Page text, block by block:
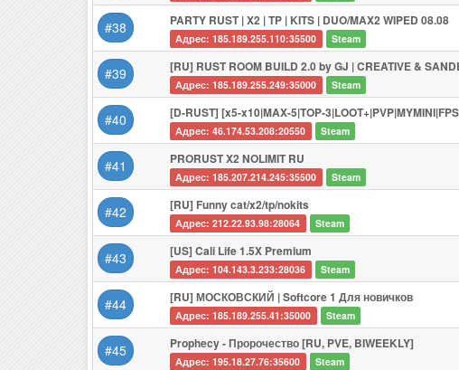
#38 PARTY RUST | X2 | TP | KITS | DUO/MAX2 WIPED 08.08
Адрес: 185.189.255.110:35500 Steam
#39 [RU] RUST ROOM BUILD 2.0 by GJ | CREATIVE &
Адрес: 185.189.255.249:35000 Steam
#40 [D-RUST] [x5-x10|MAX-5|TOP-
Адрес: 46.174.53.208:20550 Steam
#41 PRORUST X2 NOLIMIT RU
Адрес: 185.207.214.245:35500 Steam
#42 [RU] Funny cat/x2/tp/nokits
Адрес: 212.22.93.98:28064 Steam
#43 [US] Cali Life 1.5X Premium
Адрес: 104.143.3.233:28036 Steam
#44 [RU] МОСКОВСКИЙ | Softcore 1 Для новичков
Адрес: 185.189.255.41:35000 Steam
#45 Prophecy - Пророчество [RU, PVE, BIWEEKLY]
Адрес: 195.18.27.76:35600 Steam